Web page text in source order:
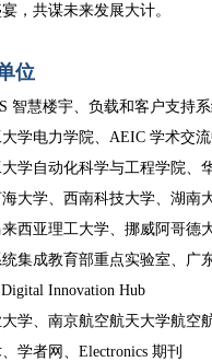
，共谋未来发展大计。
位
智慧楼宇、负载和客户支持
学电力学院、AEIC 学术交
学自动化科学与工程学院、
大学、西南科技大学、湖南
西亚理工大学、挪威阿哥
集成教育部重点实验室、
Innovation Hub
学、南京航空航天大学航空
学者网、Electronics 期刊